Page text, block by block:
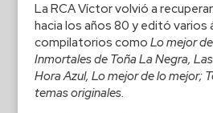
La RCA Víctor volvió a
hacia los años 80 y editó varios
compilatorios como Lo mejor
Inmortales de Toña La Negra,
Hora Azul, Lo mejor de lo mejor;
temas originales.